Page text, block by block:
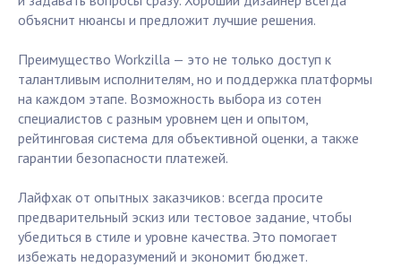
объяснит нюансы и предложит лучшие решения.
Преимущество Workzilla — это не только доступ к
талантливым исполнителям, но и поддержка платформы
на каждом этапе. Возможность выбора из сотен
специалистов с разным уровнем цен и опытом,
рейтинговая система для объективной оценки, а также
гарантии безопасности платежей.
Лайфхак от опытных заказчиков: всегда просите
предварительный эскиз или тестовое задание, чтобы
убедиться в стиле и уровне качества. Это помогает
избежать недоразумений и экономит бюджет.